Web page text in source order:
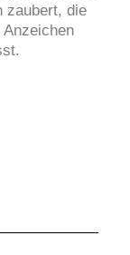
zaubert, die